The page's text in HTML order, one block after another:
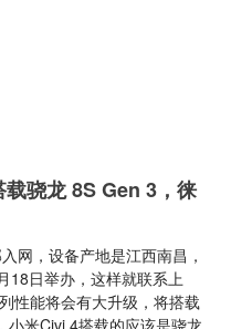
骁龙 8S Gen 3，徕
网，设备产地是江西南昌，
18日举办，这样就联系上
性能将会有大升级，将搭载
小米Civi 4搭载的应该是骁龙